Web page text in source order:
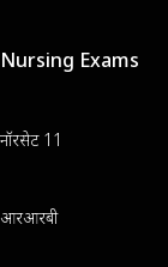
Nursing Exams
नॉरसेट 11
आरआरबी